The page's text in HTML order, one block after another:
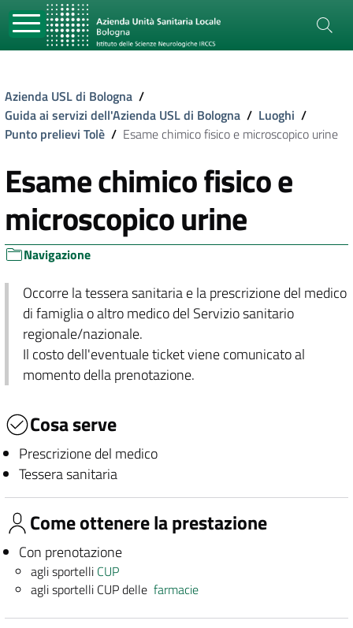
Azienda USL di Bologna /
Guida ai servizi dell'Azienda USL di Bologna / Luoghi /
Punto prelievi Tolè / Esame chimico fisico e microscopico urine
Esame chimico fisico e
microscopico urine
Navigazione
Occorre la tessera sanitaria e la prescrizione del medico
di famiglia o altro medico del Servizio sanitario
regionale/nazionale.
Il costo dell'eventuale ticket viene comunicato al
momento della prenotazione.
Cosa serve
Prescrizione del medico
Tessera sanitaria
Come ottenere la prestazione
Con prenotazione
agli sportelli CUP
agli sportelli CUP dellefarmacie